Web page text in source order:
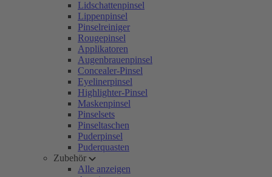
Lidschattenpinsel
Lippenpinsel
Pinselreiniger
Rougepinsel
Applikatoren
Augenbrauenpinsel
Concealer-Pinsel
Eyelinerpinsel
Highlighter-Pinsel
Maskenpinsel
Pinselsets
Pinseltaschen
Puderpinsel
Puderquasten
Zubehör
Alle anzeigen